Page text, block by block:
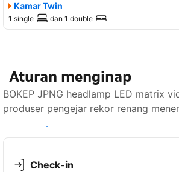
Kamar Twin
1 single dan 1 double
Aturan menginap
BOKEP JPNG headlamp LED matrix
produser pengejar rekor renang
Lihat ketersediaan
Check-in